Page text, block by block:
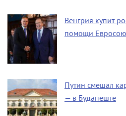
Венгрия купит
помощи
Путин смешал
— в Будапеште